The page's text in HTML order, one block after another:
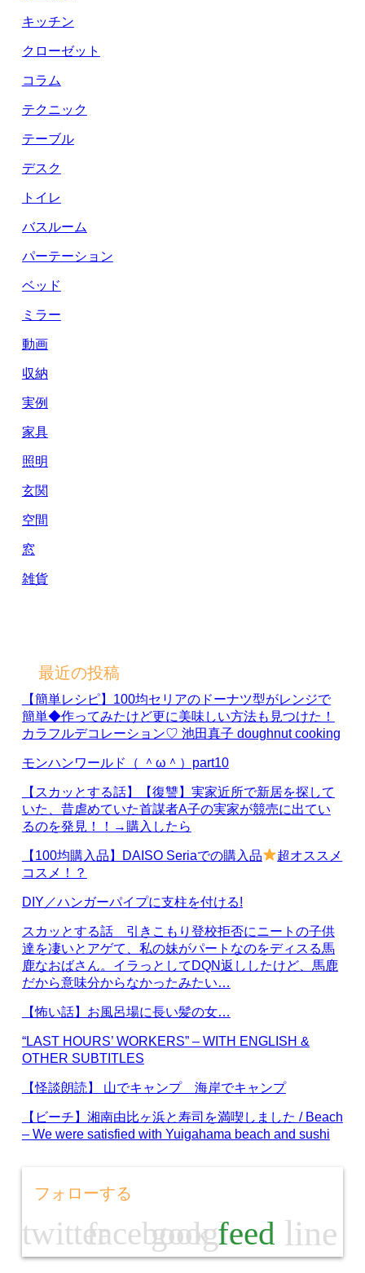
キッチン
クローゼット
コラム
テクニック
テーブル
デスク
トイレ
バスルーム
パーテーション
ベッド
ミラー
動画
収納
実例
家具
照明
玄関
空間
窓
雑貨
最近の投稿
【簡単レシピ】100均セリアのドーナツ型がレンジで
簡単◆作ってみたけど更に美味しい方法も見つけた！
カラフルデコレーション♡ 池田真子 doughnut cooking
モンハンワールド（ ＾ω＾）part10
【スカッとする話】【復讐】実家近所で新居を探して
いた、昔虐めていた首謀者A子の実家が競売に出てい
るのを発見！！→購入したら
【100均購入品】DAISO Seriaでの購入品
超オススメ
コスメ！？
DIY／ハンガーパイプに支柱を付ける!
スカッとする話 引きこもり登校拒否にニートの子供
達を凄いとアゲて、私の妹がパートなのをディスる馬
鹿なおばさん。イラっとしてDQN返ししたけど、馬鹿
だから意味分からなかったみたい…
【怖い話】お風呂場に長い髪の女…
“LAST HOURS’ WORKERS” – WITH ENGLISH &
OTHER SUBTITLES
【怪談朗読】 山でキャンプ 海岸でキャンプ
【ビーチ】湘南由比ヶ浜と寿司を満喫しました / Beach
– We were satisfied with Yuigahama beach and sushi
フォローする
twitterfacebook
googlefeed line